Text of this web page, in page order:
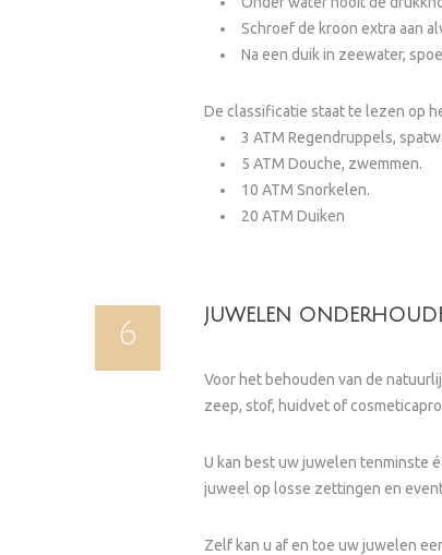
Schroef de kroon extra aan
Na een duik in zeewater,
De classificatie staat te lezen op
3 ATM Regendruppels,
5 ATM Douche, zwemmen.
10 ATM Snorkelen.
20 ATM Duiken
6
JUWELEN
Voor het behouden van de
zeep, stof, huidvet of
U kan best uw juwelen tenminste
juweel op losse zettingen en
Zelf kan u af en toe uw juwelen